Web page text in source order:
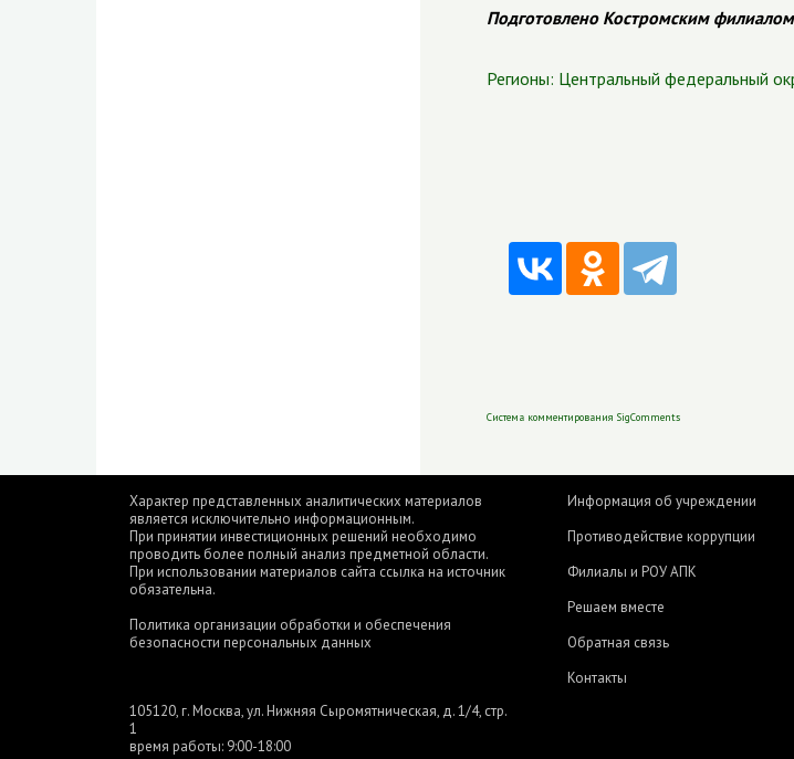
Подготовлено Костромским
Регионы: Центральный федеральный
Характер представленных аналитических материалов
является исключительно информационным.
При принятии инвестиционных решений необходимо
проводить более полный анализ предметной области.
При использовании материалов сайта ссылка на источник
обязательна.
Политика организации обработки и обеспечения
безопасности персональных данных
105120, г. Москва, ул. Нижняя Сыромятническая, д. 1/4, стр.
1
время работы: 9:00-18:00
Информация об учреждении
Противодействие коррупции
Филиалы и РОУ АПК
Решаем вместе
Обратная связь
Контакты